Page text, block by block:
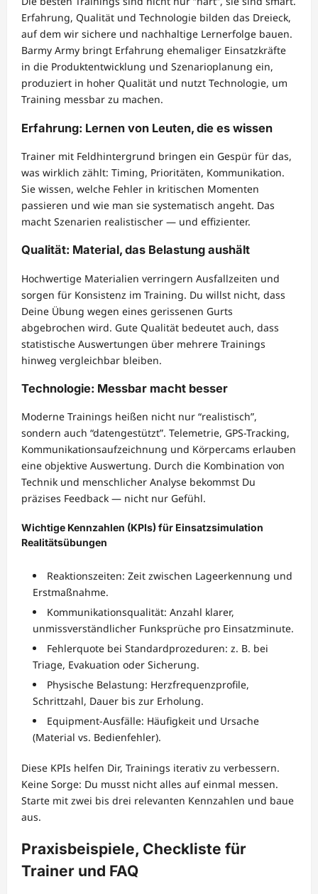
Erfahrung, Qualität und Technologie bilden das Dreieck,
auf dem wir sichere und nachhaltige Lernerfolge bauen.
Barmy Army bringt Erfahrung ehemaliger Einsatzkräfte
in die Produktentwicklung und Szenarioplanung ein,
produziert in hoher Qualität und nutzt Technologie, um
Training messbar zu machen.
Erfahrung: Lernen von Leuten, die es wissen
Trainer mit Feldhintergrund bringen ein Gespür für das,
was wirklich zählt: Timing, Prioritäten, Kommunikation.
Sie wissen, welche Fehler in kritischen Momenten
passieren und wie man sie systematisch angeht. Das
macht Szenarien realistischer — und effizienter.
Qualität: Material, das Belastung aushält
Hochwertige Materialien verringern Ausfallzeiten und
sorgen für Konsistenz im Training. Du willst nicht, dass
Deine Übung wegen eines gerissenen Gurts
abgebrochen wird. Gute Qualität bedeutet auch, dass
statistische Auswertungen über mehrere Trainings
hinweg vergleichbar bleiben.
Technologie: Messbar macht besser
Moderne Trainings heißen nicht nur “realistisch”,
sondern auch “datengestützt”. Telemetrie, GPS-Tracking,
Kommunikationsaufzeichnung und Körpercams erlauben
eine objektive Auswertung. Durch die Kombination von
Technik und menschlicher Analyse bekommst Du
präzises Feedback — nicht nur Gefühl.
Wichtige Kennzahlen (KPIs) für Einsatzsimulation
Realitätsübungen
Reaktionszeiten: Zeit zwischen Lageerkennung und
Erstmaßnahme.
Kommunikationsqualität: Anzahl klarer,
unmissverständlicher Funksprüche pro Einsatzminute.
Fehlerquote bei Standardprozeduren: z. B. bei
Triage, Evakuation oder Sicherung.
Physische Belastung: Herzfrequenzprofile,
Schrittzahl, Dauer bis zur Erholung.
Equipment-Ausfälle: Häufigkeit und Ursache
(Material vs. Bedienfehler).
Diese KPIs helfen Dir, Trainings iterativ zu verbessern.
Keine Sorge: Du musst nicht alles auf einmal messen.
Starte mit zwei bis drei relevanten Kennzahlen und baue
aus.
Praxisbeispiele, Checkliste für
Trainer und FAQ